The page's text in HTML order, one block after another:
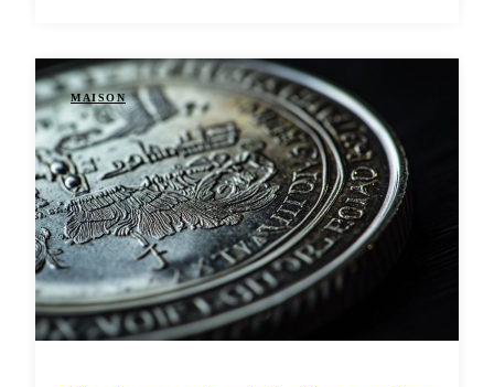
MAISON